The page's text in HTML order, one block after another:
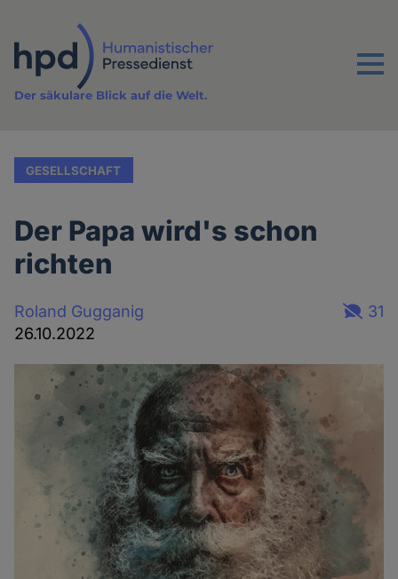
Inhalt
Menu
Der säkulare Blick auf die Welt.
GESELLSCHAFT
Der Papa wird's schon
richten
Roland Gugganig
26.10.2022
31